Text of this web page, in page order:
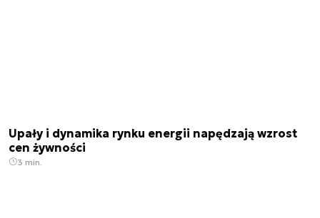
Upały i dynamika rynku energii napędzają wzrost
cen żywności
3 min.